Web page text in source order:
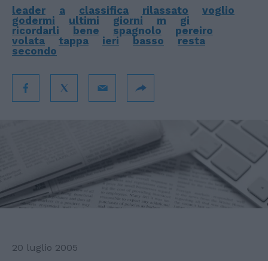
leader a classifica rilassato
voglio
godermi
ultimi giorni m
gi
ricordarli
bene spagnolo
pereiro
volata
tappa ieri basso
resta
secondo
20 luglio 2005